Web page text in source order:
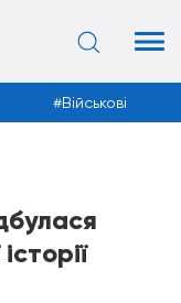
Військові